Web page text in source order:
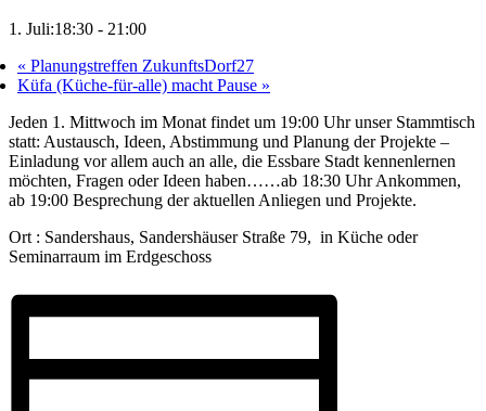
1. Juli:18:30 - 21:00
« Planungstreffen ZukunftsDorf27
Küfa (Küche-für-alle) macht Pause »
Jeden 1. Mittwoch im Monat findet um 19:00 Uhr unser Stammtisch
statt: Austausch, Ideen, Abstimmung und Planung der Projekte –
Einladung vor allem auch an alle, die Essbare Stadt kennenlernen
möchten, Fragen oder Ideen haben……ab 18:30 Uhr Ankommen,
ab 19:00 Besprechung der aktuellen Anliegen und Projekte.
Ort : Sandershaus, Sandershäuser Straße 79, in Küche oder
Seminarraum im Erdgeschoss